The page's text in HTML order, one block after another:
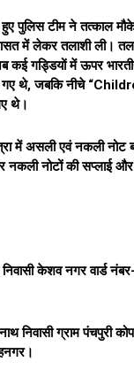
पुलिस टीम ने तत्काल
में लेकर तलाशी ली।
कई गड्डियों में ऊपर
गए थे, जबकि नीचे
थे।
में असली एवं नकली नोट
नकली नोटों की सप्लाई
केशव नगर वार्ड
निवासी ग्राम पंचपुरी